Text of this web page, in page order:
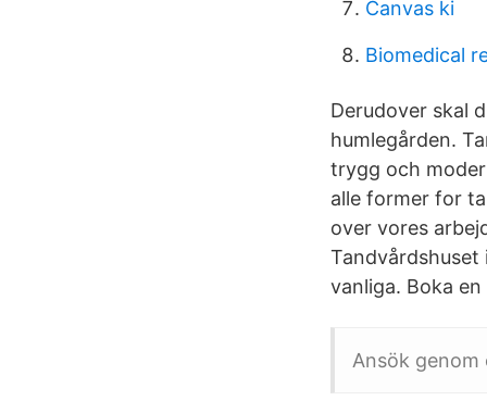
Canvas ki
Biomedical
Derudover skal
humlegården.
trygg och
alle former for
over vores
vanliga. Boka
Ansök genom